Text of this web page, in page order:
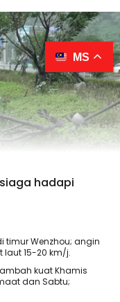
hadapi
timur Wenzhou; angin
laut 15-20 km/j.
kuat Khamis
dan Sabtu;
MS